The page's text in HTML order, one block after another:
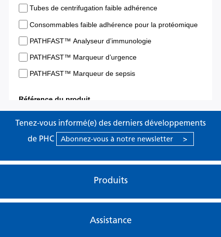
Tenez-vous informé(e) des derniers développements
de PHC
Abonnez-vous à notre newsletter >
Produits
Assistance